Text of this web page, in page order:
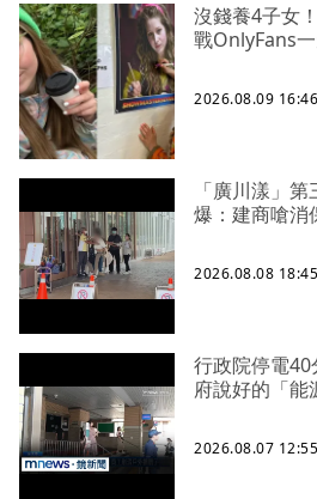
沒錢養4子女
戰OnlyFans
2026.08.09 16:46
「廣川漾」
爆：建商嗆消
2026.08.08 18:45
行政院停電
府說好的「能
2026.08.07 12:55